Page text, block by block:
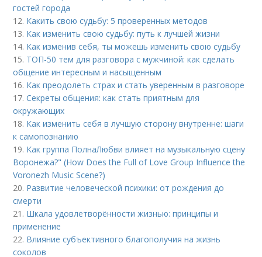
гостей города
12. Какить свою судьбу: 5 проверенных методов
13. Как изменить свою судьбу: путь к лучшей жизни
14. Как изменив себя, ты можешь изменить свою судьбу
15. ТОП-50 тем для разговора с мужчиной: как сделать
общение интересным и насыщенным
16. Как преодолеть страх и стать уверенным в разговоре
17.Секреты общения: как стать приятным для
окружающих
18. Как изменить себя в лучшую сторону внутренне: шаги
к самопознанию
19. Как группа ПолнаЛюбви влияет на музыкальную сцену
Воронежа?" (How Does the Full of Love Group Influence the
Voronezh Music Scene?)
20. Развитие человеческой психики: от рождения до
смерти
21. Шкала удовлетворённости жизнью: принципы и
применение
22. Влияние субъективного благополучия на жизнь
соколов